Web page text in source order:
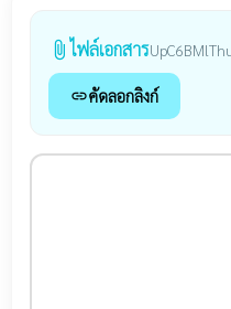
attach_file ไฟล์เอกสาร
linkคัดลอกลิงก์